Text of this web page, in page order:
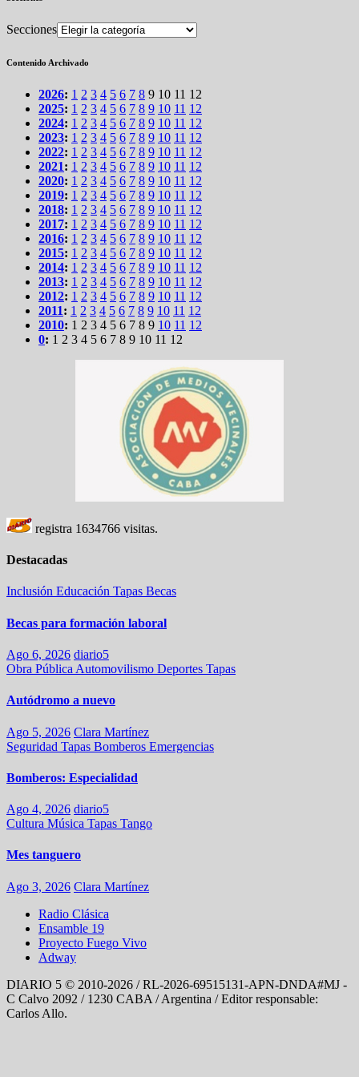
Secciones
Contenido Archivado
2026: 1 2 3 4 5 6 7 8 9 10 11 12
2025: 1 2 3 4 5 6 7 8 9 10 11 12
2024: 1 2 3 4 5 6 7 8 9 10 11 12
2023: 1 2 3 4 5 6 7 8 9 10 11 12
2022: 1 2 3 4 5 6 7 8 9 10 11 12
2021: 1 2 3 4 5 6 7 8 9 10 11 12
2020: 1 2 3 4 5 6 7 8 9 10 11 12
2019: 1 2 3 4 5 6 7 8 9 10 11 12
2018: 1 2 3 4 5 6 7 8 9 10 11 12
2017: 1 2 3 4 5 6 7 8 9 10 11 12
2016: 1 2 3 4 5 6 7 8 9 10 11 12
2015: 1 2 3 4 5 6 7 8 9 10 11 12
2014: 1 2 3 4 5 6 7 8 9 10 11 12
2013: 1 2 3 4 5 6 7 8 9 10 11 12
2012: 1 2 3 4 5 6 7 8 9 10 11 12
2011: 1 2 3 4 5 6 7 8 9 10 11 12
2010: 1 2 3 4 5 6 7 8 9 10 11 12
0: 1 2 3 4 5 6 7 8 9 10 11 12
registra 1634766 visitas.
Destacadas
Inclusión Educación Tapas Becas
Becas para formación laboral
Ago 6, 2026 diario5
Obra Pública Automovilismo Deportes Tapas
Autódromo a nuevo
Ago 5, 2026 Clara Martínez
Seguridad Tapas Bomberos Emergencias
Bomberos: Especialidad
Ago 4, 2026 diario5
Cultura Música Tapas Tango
Mes tanguero
Ago 3, 2026 Clara Martínez
Radio Clásica
Ensamble 19
Proyecto Fuego Vivo
Adway
DIARIO 5 © 2010-2026 / RL-2026-69515131-APN-DNDA#MJ -
C Calvo 2092 / 1230 CABA / Argentina / Editor responsable:
Carlos Allo.